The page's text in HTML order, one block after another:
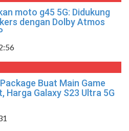
moto g45 5G: Didukung
dengan Dolby Atmos
Buat Main Game
Harga Galaxy S23 Ultra 5G